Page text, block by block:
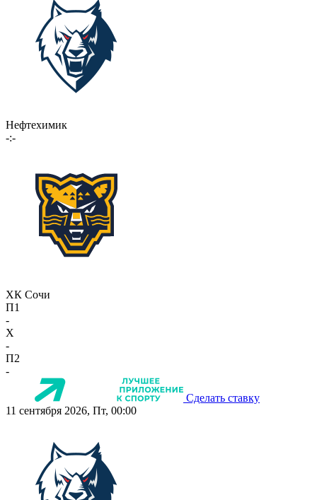
Нефтехимик
-:-
ХК Сочи
П1
-
X
-
П2
-
Сделать ставку
11 сентября 2026, Пт, 00:00